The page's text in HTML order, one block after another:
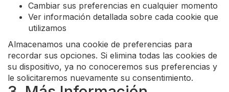
Cambiar sus preferencias en cualquier momento
Ver información detallada sobre cada cookie que
utilizamos
Almacenamos una cookie de preferencias para
recordar sus opciones. Si elimina todas las cookies de
su dispositivo, ya no conoceremos sus preferencias y
le solicitaremos nuevamente su consentimiento.